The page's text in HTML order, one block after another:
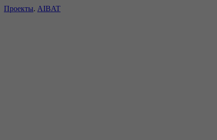
Проекты. AIBAT